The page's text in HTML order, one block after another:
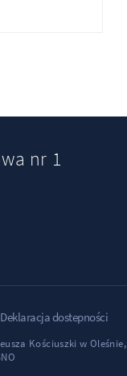
nr 1
Deklaracja dostepności
Kościuszki w Oleśnie,